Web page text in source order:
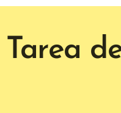
Tarea